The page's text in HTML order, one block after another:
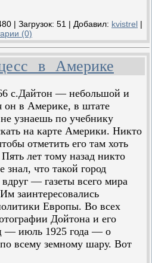
| Загрузок: 51 | Добавил: kvistrel |
(0)
в Америке
с.Дайтон — небольшой и
он в Америке, в штате
узнаешь по учебнику
на карте Америки. Никто
отметить его там хоть
лет тому назад никто
знал, что такой город
— газеты всего мира
заинтересовались
Европы. Во всех
Дойтона и его
— июль 1925 года — о
всему земному шару. Вот